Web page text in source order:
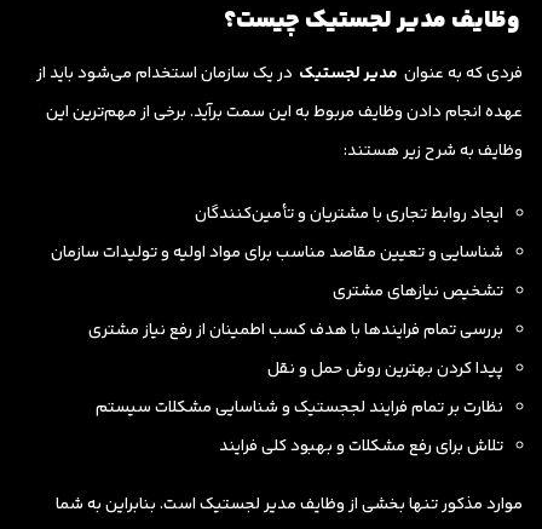
وظایف مدیر لجستیک چیست؟
فردی که به عنوان مدیر لجستیک در یک سازمان استخدام می‌شود باید از
عهده انجام دادن وظایف مربوط به این سمت برآید. برخی از مهم‌ترین این
وظایف به شرح زیر هستند:
ایجاد روابط تجاری با مشتریان و تأمین‌کنندگان
شناسایی و تعیین مقاصد مناسب برای مواد اولیه و تولیدات سازمان
تشخیص نیازهای مشتری
بررسی تمام فرایندها با هدف کسب اطمینان از رفع نیاز مشتری
پیدا کردن بهترین روش حمل و نقل
نظارت بر تمام فرایند لججستیک و شناسایی مشکلات سیستم
تلاش برای رفع مشکلات و بهبود کلی فرایند
موارد مذکور تنها بخشی از وظایف مدیر لجستیک است. بنابراین به شما